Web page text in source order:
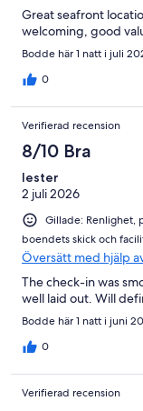
Great seafront
welcoming, good
Bodde här 1 natt i juli
0
Verifierad recension
8/10 Bra
lester
2 juli 2026
Gillade: Renlighet,
boendets skick och
Översätt med hjälp
The check-in was
well laid out. Will
Bodde här 1 natt i juni
0
Verifierad recension